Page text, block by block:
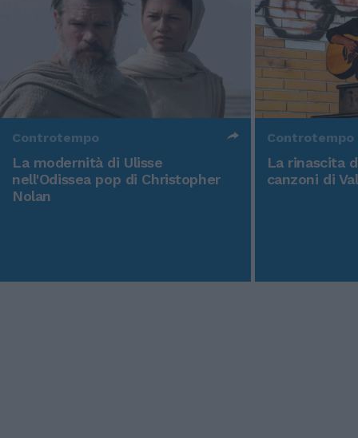
Controtempo
La modernità di Ulisse
nell'Odissea pop di Christopher
Nolan
Controtempo
La rinascita
canzoni di